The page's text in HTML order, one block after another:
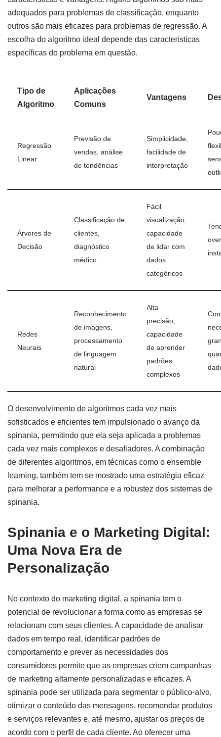
adequados para problemas de classificação, enquanto
outros são mais eficazes para problemas de regressão. A
escolha do algoritmo ideal depende das características
específicas do problema em questão.
Tipo de
Algoritmo
Aplicações
Comuns
Vantagens
Regressão
Linear
Previsão de
vendas, análise
de tendências
Simplicidade,
facilidade de
interpretação
Árvores de
Decisão
Classificação de
clientes,
diagnóstico
médico
Fácil
visualização,
capacidade
de lidar com
dados
categóricos
Redes
Neurais
Reconhecimento
de imagens,
processamento
de linguagem
natural
Alta
precisão,
capacidade
de aprender
padrões
complexos
O desenvolvimento de algoritmos cada vez mais
sofisticados e eficientes tem impulsionado o avanço da
spinania, permitindo que ela seja aplicada a problemas
cada vez mais complexos e desafiadores. A combinação
de diferentes algoritmos, em técnicas como o ensemble
learning, também tem se mostrado uma estratégia eficaz
para melhorar a performance e a robustez dos sistemas de
spinania.
Spinania e o Marketing Digital:
Uma Nova Era de
Personalização
No contexto do marketing digital, a spinania tem o
potencial de revolucionar a forma como as empresas se
relacionam com seus clientes. A capacidade de analisar
dados em tempo real, identificar padrões de
comportamento e prever as necessidades dos
consumidores permite que as empresas criem campanhas
de marketing altamente personalizadas e eficazes. A
spinania pode ser utilizada para segmentar o público-alvo,
otimizar o conteúdo das mensagens, recomendar produtos
e serviços relevantes e, até mesmo, ajustar os preços de
acordo com o perfil de cada cliente. Ao oferecer uma